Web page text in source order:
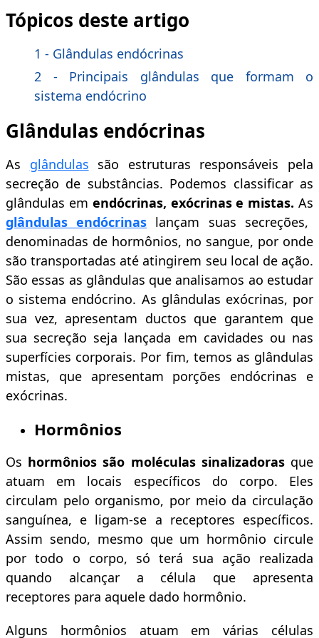
Tópicos deste artigo
1 - Glândulas endócrinas
2 - Principais glândulas que formam o
sistema endócrino
Glândulas endócrinas
As glândulas são estruturas responsáveis pela
secreção de substâncias. Podemos classificar as
glândulas em endócrinas, exócrinas e mistas.As
glândulas endócrinas lançam suas secreções,
denominadas de hormônios, no sangue, por onde
são transportadas até atingirem seu local de ação.
São essas as glândulas que analisamos ao estudar
o sistema endócrino. As glândulas exócrinas, por
sua vez, apresentam ductos que garantem que
sua secreção seja lançada em cavidades ou nas
superfícies corporais. Por fim, temos as glândulas
mistas, que apresentam porções endócrinas e
exócrinas.
Hormônios
Os hormônios são moléculas sinalizadoras que
atuam em locais específicos do corpo. Eles
circulam pelo organismo, por meio da circulação
sanguínea, e ligam-se a receptores específicos.
Assim sendo, mesmo que um hormônio circule
por todo o corpo, só terá sua ação realizada
quando alcançar a célula que apresenta
receptores para aquele dado hormônio.
Alguns hormônios atuam em várias células